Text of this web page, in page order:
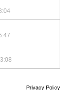
Privacy Policy